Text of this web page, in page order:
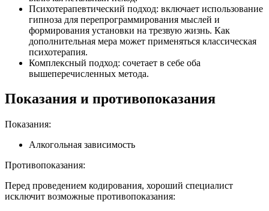
Психотерапевтический подход: включает использование
гипноза для перепрограммирования мыслей и
формирования установки на трезвую жизнь. Как
дополнительная мера может применяться классическая
психотерапия.
Комплексный подход: сочетает в себе оба
вышеперечисленных метода.
Показания и противопоказания
Показания:
Алкогольная зависимость
Противопоказания:
Перед проведением кодирования, хороший специалист
исключит возможные противопоказания: